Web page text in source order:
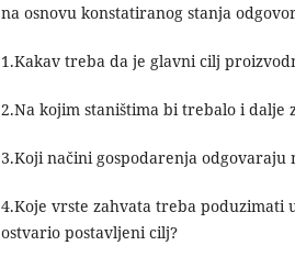
na osnovu konstatiranog stanja
1.Kakav treba da je glavni cilj
2.Na kojim staništima bi trebalo i dalje
3.Koji načini gospodarenja
4.Koje vrste zahvata treba poduzimati
ostvario postavljeni cilj?